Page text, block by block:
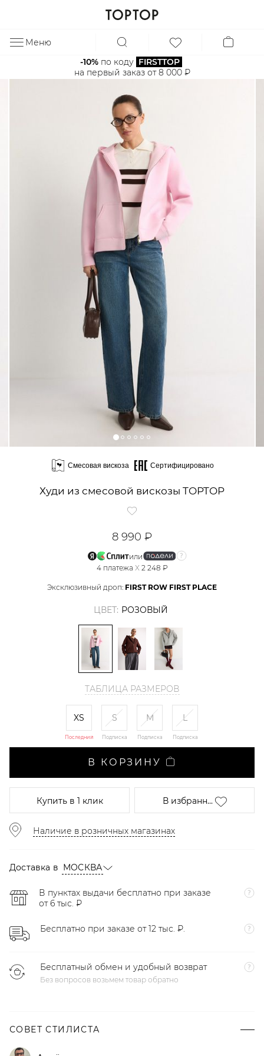
Меню
-10% по коду FIRSTTOP
на первый заказ от 8 000 ₽
Смесовая вискоза Сертифицировано
Худи из смесовой вискозы TOPTOP
8 990 ₽
или
4 платежа X 2 248 ₽
Эксклюзивный дроп: FIRST ROW FIRST PLACE
ЦВЕТ: РОЗОВЫЙ
ТАБЛИЦА РАЗМЕРОВ
XS
Последний
S
Подписка
M
Подписка
L
Подписка
В КОРЗИНУ
Купитьв 1 клик В избранн...
Наличие в розничных магазинах
Доставка в МОСКВА
В пунктах выдачи бесплатно при заказе
от 6 тыс. ₽
Бесплатно при заказе от 12 тыс. ₽.
Бесплатный обмен и удобный возврат
Без вопросов возьмем товар обратно
СОВЕТ СТИЛИСТА